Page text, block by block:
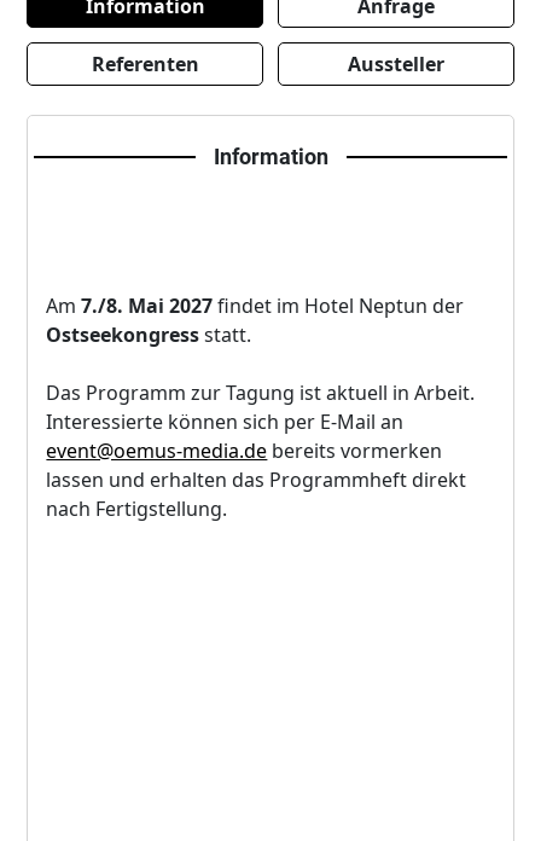
Information Anfrage
Referenten Aussteller
Information
Am 7./8. Mai 2027findet im Hotel Neptun der
Ostseekongressstatt.
Das Programm zur Tagung ist aktuell in Arbeit.
Interessierte können sich per E-Mail an
event@oemus-media.de bereits vormerken
lassen und erhalten das Programmheft direkt
nach Fertigstellung.